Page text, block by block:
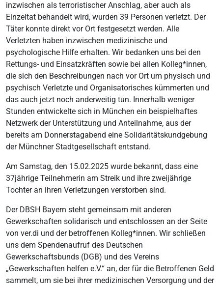
inzwischen als terroristischer Anschlag, aber auch als
Einzeltat behandelt wird, wurden 39 Personen verletzt. Der
Täter konnte direkt vor Ort festgesetzt werden. Alle
Verletzten haben inzwischen medizinische und
psychologische Hilfe erhalten. Wir bedanken uns bei den
Rettungs- und Einsatzkräften sowie bei allen Kolleg*innen,
die sich den Beschreibungen nach vor Ort um physisch und
psychisch Verletzte und Organisatorisches kümmerten und
das auch jetzt noch anderweitig tun. Innerhalb weniger
Stunden entwickelte sich in München ein beispielhaftes
Netzwerk der Unterstützung und Anteilnahme, aus der
bereits am Donnerstagabend eine Solidaritätskundgebung
der Münchner Stadtgesellschaft entstand.
Am Samstag, den 15.02.2025 wurde bekannt, dass eine
37jährige Teilnehmerin am Streik und ihre zweijährige
Tochter an ihren Verletzungen verstorben sind.
Der DBSH Bayern steht gemeinsam mit anderen
Gewerkschaften solidarisch und entschlossen an der Seite
von ver.di und der betroffenen Kolleg*innen. Wir schließen
uns dem Spendenaufruf des Deutschen
Gewerkschaftsbunds (DGB) und des Vereins
„Gewerkschaften helfen e.V.“ an, der für die Betroffenen Geld
sammelt, um sie bei ihrer medizinischen Versorgung und der